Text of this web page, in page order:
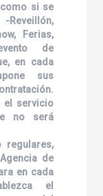
si se
Reveillón,
Ferias,
de
en cada
sus
el servicio
no será
regulares,
de
en cada
el